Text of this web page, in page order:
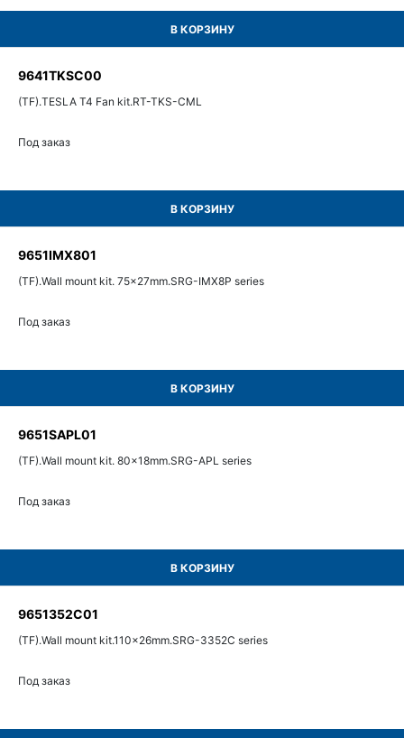
В КОРЗИНУ
9641TKSC00
(TF).TESLA T4 Fan kit.RT-TKS-CML
Под заказ
В КОРЗИНУ
9651IMX801
(TF).Wall mount kit. 75x27mm.SRG-IMX8P series
Под заказ
В КОРЗИНУ
9651SAPL01
(TF).Wall mount kit. 80x18mm.SRG-APL series
Под заказ
В КОРЗИНУ
9651352C01
(TF).Wall mount kit.110x26mm.SRG-3352C series
Под заказ